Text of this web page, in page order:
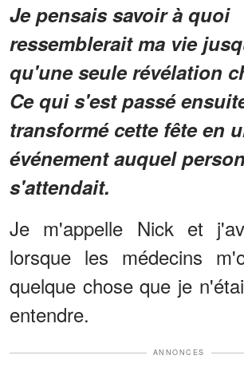
Je pensais savoir à quoi
ressemblerait ma vie
qu'une seule révélation
Ce qui s'est passé
transformé cette fête en
événement auquel
s'attendait.
Je m'appelle Nick et
lorsque les médecins
quelque chose que je
entendre.
ANNONCES